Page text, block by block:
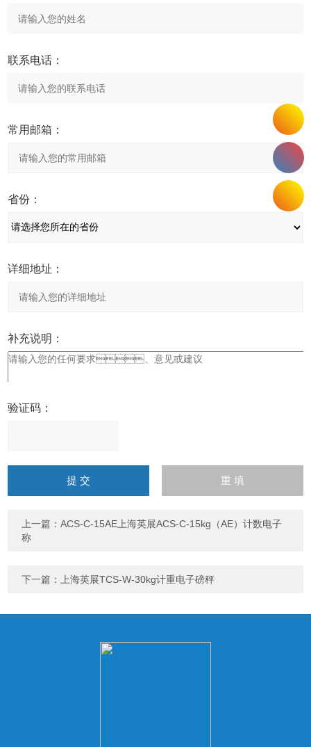
联系电话：
常用邮箱：
省份：
详细地址：
补充说明：
验证码：
字），如：三加四=7
上一篇：ACS-C-15AE上海英展ACS-C-15kg（AE）计数电子
称
下一篇： 上海英展TCS-W-30kg计重电子磅秤